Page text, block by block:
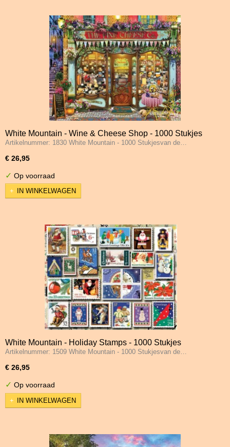
White Mountain - Wine & Cheese Shop - 1000 Stukjes
Artikelnummer: 1830 White Mountain - 1000 Stukjesvan de…
€ 26,95
✓ Op voorraad
IN WINKELWAGEN
White Mountain - Holiday Stamps - 1000 Stukjes
Artikelnummer: 1509 White Mountain - 1000 Stukjesvan de…
€ 26,95
✓ Op voorraad
IN WINKELWAGEN